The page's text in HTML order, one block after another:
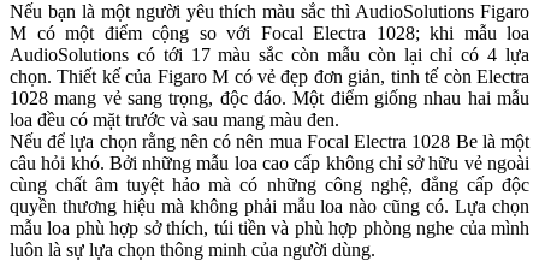
Nếu bạn là một người yêu thích màu sắc thì AudioSolutions Figaro
M có một điểm cộng so với Focal Electra 1028; khi mẫu loa
AudioSolutions có tới 17 màu sắc còn mẫu còn lại chỉ có 4 lựa
chọn. Thiết kế của Figaro M có vẻ đẹp đơn giản, tinh tế còn Electra
1028 mang vẻ sang trọng, độc đáo. Một điểm giống nhau hai mẫu
loa đều có mặt trước và sau mang màu đen.
Nếu để lựa chọn rằng nên có nên mua Focal Electra 1028 Be là một
câu hỏi khó. Bởi những mẫu loa cao cấp không chỉ sở hữu vẻ ngoài
cùng chất âm tuyệt hảo mà có những công nghệ, đẳng cấp độc
quyền thương hiệu mà không phải mẫu loa nào cũng có. Lựa chọn
mẫu loa phù hợp sở thích, túi tiền và phù hợp phòng nghe của mình
luôn là sự lựa chọn thông minh của người dùng.